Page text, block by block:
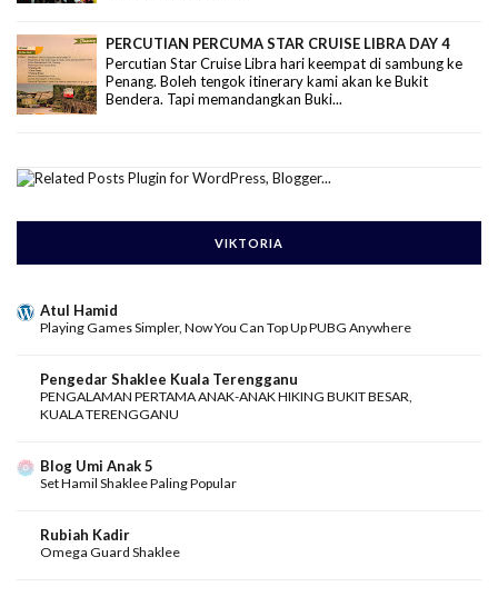
PERCUTIAN PERCUMA STAR CRUISE LIBRA DAY 4
Percutian Star Cruise Libra hari keempat di sambung ke
Penang. Boleh tengok itinerary kami akan ke Bukit
Bendera. Tapi memandangkan Buki...
VIKTORIA
Atul Hamid
Playing Games Simpler, Now You Can Top Up PUBG Anywhere
Pengedar Shaklee Kuala Terengganu
PENGALAMAN PERTAMA ANAK-ANAK HIKING BUKIT BESAR,
KUALA TERENGGANU
Blog Umi Anak 5
Set Hamil Shaklee Paling Popular
Rubiah Kadir
Omega Guard Shaklee